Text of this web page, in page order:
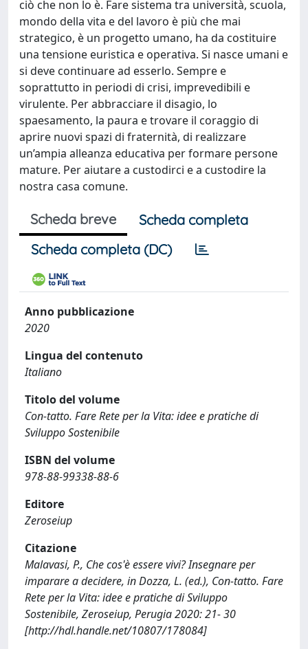
ciò che non lo è. Fare sistema tra università, scuola,
mondo della vita e del lavoro è più che mai
strategico, è un progetto umano, ha da costituire
una tensione euristica e operativa. Si nasce umani e
si deve continuare ad esserlo. Sempre e
soprattutto in periodi di crisi, imprevedibili e
virulente. Per abbracciare il disagio, lo
spaesamento, la paura e trovare il coraggio di
aprire nuovi spazi di fraternità, di realizzare
un’ampia alleanza educativa per formare persone
mature. Per aiutare a custodirci e a custodire la
nostra casa comune.
Scheda breve
Scheda completa
Scheda completa (DC)
Anno pubblicazione
2020
Lingua del contenuto
Italiano
Titolo del volume
Con-tatto. Fare Rete per la Vita: idee e pratiche di
Sviluppo Sostenibile
ISBN del volume
978-88-99338-88-6
Editore
Zeroseiup
Citazione
Malavasi, P., Che cos'è essere vivi? Insegnare per
imparare a decidere, in Dozza, L. (ed.), Con-tatto. Fare
Rete per la Vita: idee e pratiche di Sviluppo
Sostenibile, Zeroseiup, Perugia 2020: 21- 30
[http://hdl.handle.net/10807/178084]